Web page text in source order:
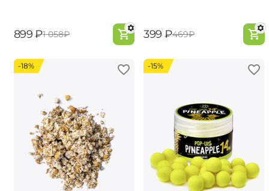
‍899‍ ₽‍1 058‍₽ ‍399‍ ₽‍469‍₽
-18% -15%